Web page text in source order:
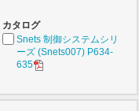
カタログ
Snets 制御システムシリ
ーズ (Snets007) P634-
635